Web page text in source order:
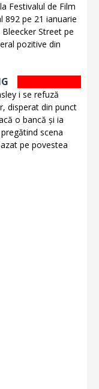
Festivalul de Film
892 pe 21 ianuarie
Street pe
pozitive din
i se refuză
disperat din punct
o bancă și ia
scena
pe povestea